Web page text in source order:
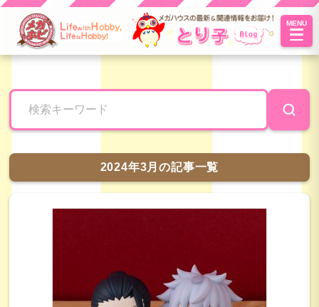
とり子ブ
ログへよ
うこそ！
2024年3月の記事一覧
MENU